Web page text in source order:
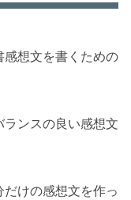
感想文を書くための
ンスの良い感想文
けの感想文を作っ